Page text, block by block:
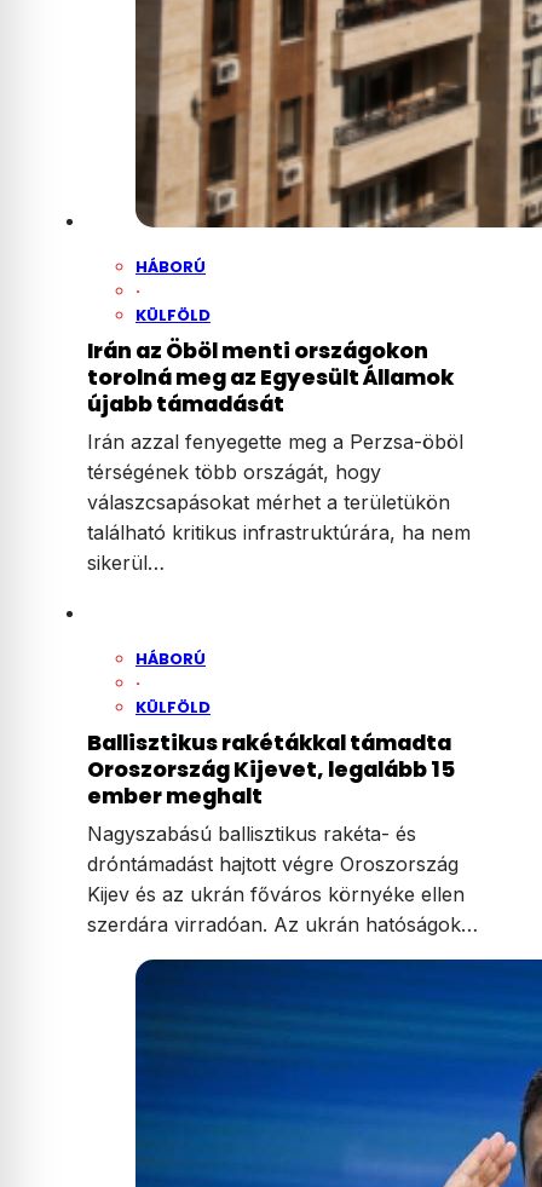
HÁBORÚ
·
KÜLFÖLD
Irán az Öböl menti országokon
torolná meg az Egyesült Államok
újabb támadását
Irán azzal fenyegette meg a Perzsa-öböl
térségének több országát, hogy
válaszcsapásokat mérhet a területükön
található kritikus infrastruktúrára, ha nem
sikerül…
HÁBORÚ
·
KÜLFÖLD
Ballisztikus rakétákkal támadta
Oroszország Kijevet, legalább 15
ember meghalt
Nagyszabású ballisztikus rakéta- és
dróntámadást hajtott végre Oroszország
Kijev és az ukrán főváros környéke ellen
szerdára virradóan. Az ukrán hatóságok…